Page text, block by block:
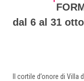
dal 6 al 31
Il cortile d’onore di